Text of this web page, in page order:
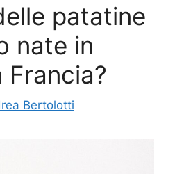
patatine
nate in
Francia?
Bertolotti